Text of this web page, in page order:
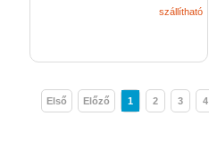
szállítható
Első Előző 1 2 3 4